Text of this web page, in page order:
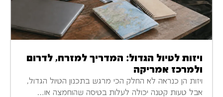
ויזות לטיול הגדול: המדריך למזרח, לדרום
ולמרכז אמריקה
ויזות הן כנראה לא החלק הכי מרגש בתכנון הטיול הגדול,
אבל טעות קטנה יכולה לעלות בטיסה שהוחמצה או…